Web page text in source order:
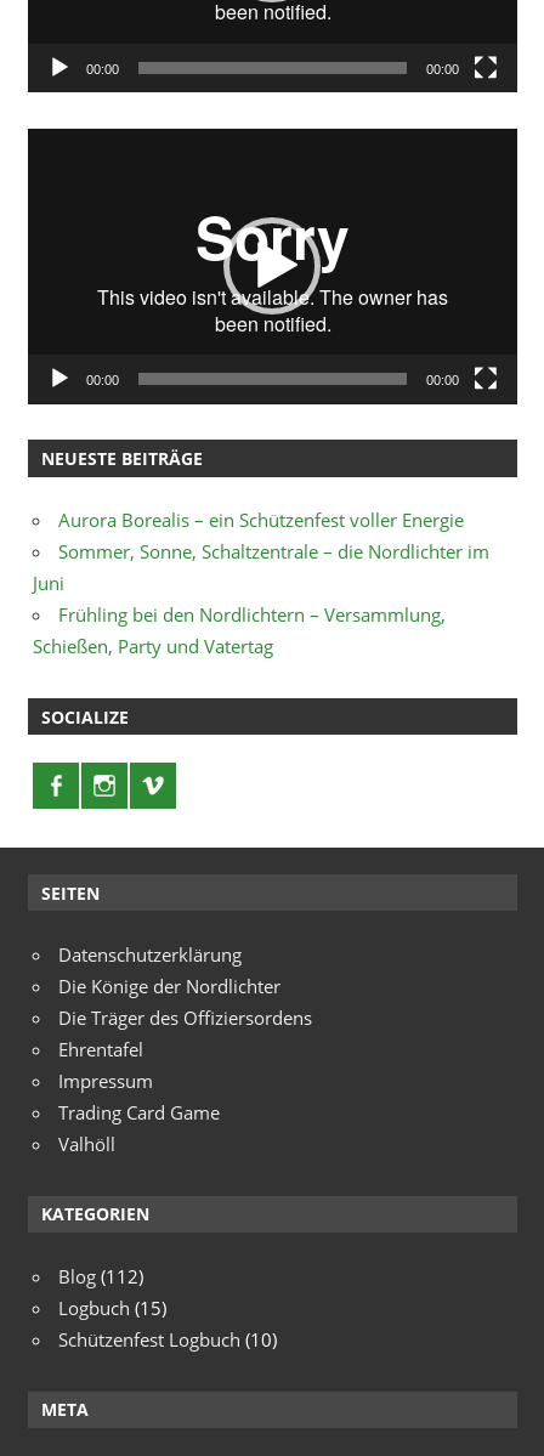
00:00 00:00
00:00 00:00
NEUESTE BEITRÄGE
Aurora Borealis – ein Schützenfest voller Energie
Sommer, Sonne, Schaltzentrale – die Nordlichter im
Juni
Frühling bei den Nordlichtern – Versammlung,
Schießen, Party und Vatertag
SOCIALIZE
SEITEN
Datenschutzerklärung
Die Könige der Nordlichter
Die Träger des Offiziersordens
Ehrentafel
Impressum
Trading Card Game
Valhöll
KATEGORIEN
Blog (112)
Logbuch (15)
Schützenfest Logbuch (10)
META